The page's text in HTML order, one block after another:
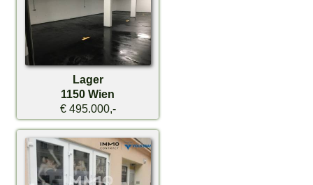
Lager
1150 Wien
€ 495.000,-